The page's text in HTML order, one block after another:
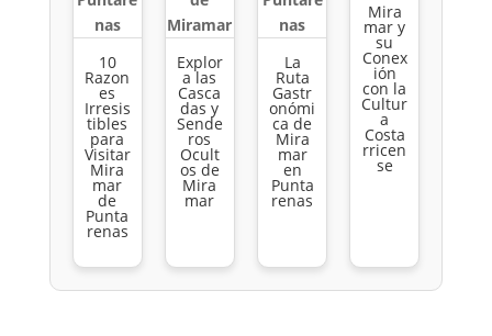
10
Razon
es
Irresis
tibles
para
Visitar
Mira
mar
de
Punta
renas
Explor
a las
Casca
das y
Sende
ros
Ocult
os de
Mira
mar
La
Ruta
Gastr
onómi
ca de
Mira
mar
en
Punta
renas
Mira
mar y
su
Conex
ión
con la
Cultur
a
Costa
rricen
se